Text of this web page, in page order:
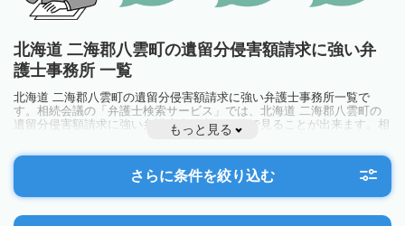
北海道 二海郡八雲町の遺留分侵害額請求に強い弁
護士事務所 一覧
北海道 二海郡八雲町の遺留分侵害額請求に強い弁護士事務所一覧で
す。相続会議の「弁護士検索サービス」では、北海道 二海郡八雲町の
遺留分侵害額請求に強い弁護士事務所を一覧で見ることが出来ます。相
続のトラブルやお悩みを抱えている方は一度近隣の弁護士に相談してみ
ましょう。
もっと見る
さらに条件を絞り込む